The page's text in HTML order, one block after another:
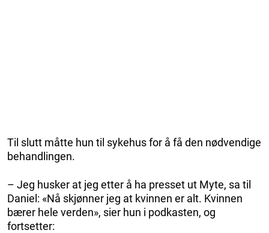
Til slutt måtte hun til sykehus for å få den nødvendige
behandlingen.
– Jeg husker at jeg etter å ha presset ut Myte, sa til
Daniel: «Nå skjønner jeg at kvinnen er alt. Kvinnen
bærer hele verden», sier hun i podkasten, og
fortsetter: